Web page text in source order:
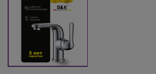
Комплектующие